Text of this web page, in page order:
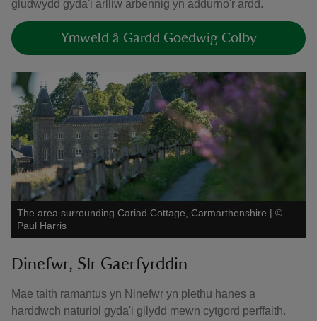
gludwydd gyda'i arlliw arbennig yn addurno'r ardd.
Ymweld â Gardd Goedwig Colby
The area surrounding Cariad Cottage, Carmarthenshire | ©
Paul Harris
Dinefwr, SIr Gaerfyrddin
Mae taith ramantus yn Ninefwr yn plethu hanes a
harddwch naturiol gyda'i gilydd mewn cytgord perffaith.